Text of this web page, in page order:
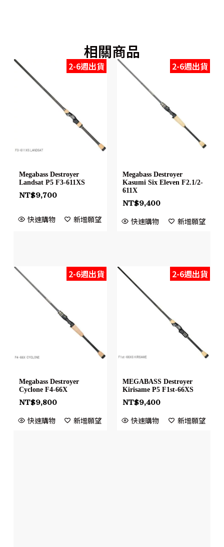
相關商品
2-6週出貨
Megabass Destroyer
Landsat P5 F3-611XS
NT$9,700
快速購物 新增願望
2-6週出貨
Megabass Destroyer
Kasumi Six Eleven F2.1/2-
611X
NT$9,400
快速購物 新增願望
2-6週出貨
Megabass Destroyer
Cyclone F4-66X
NT$9,800
快速購物 新增願望
2-6週出貨
MEGABASS Destroyer
Kirisame P5 F1st-66XS
NT$9,400
快速購物 新增願望